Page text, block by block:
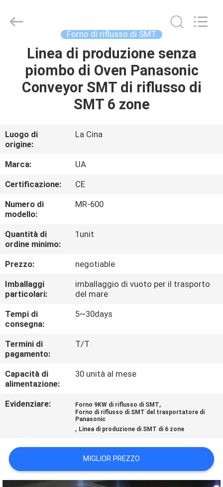
CASA
PRODOTTI
NOI
GIRO
DELLA
FABBRICA
CONTROLLO
DI
QUALITÀ
CONTATTICI
NOTIZIE
RICHIEDA
UNA
MAPPA
DEL
UNIQUE
AUTOMATION
Forno di riflusso di SMT
Linea di produzione senza
piombo di Oven Panasonic
Conveyor SMT di riflusso di
SMT 6 zone
Luogo di
origine:
La Cina
Marca:
UA
Certificazione:
CE
Numero di
modello:
MR-600
Quantità di
ordine minimo:
1unit
Prezzo:
negotiable
Imballaggi
particolari:
imballaggio di vuoto per il trasporto
del mare
Tempi di
consegna:
5~30days
Termini di
pagamento:
T/T
Capacità di
alimentazione:
30 unità al mese
Evidenziare: Forno 9KW di riflusso di SMT,
Forno di riflusso di SMT del trasportatore di
Panasonic
, Linea di produzione di SMT di 6 zone
MIGLIOR PREZZO